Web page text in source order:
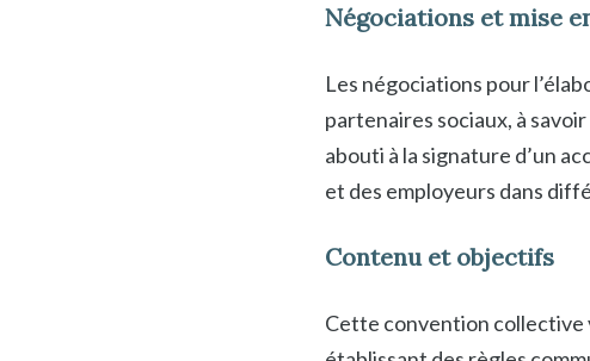
Négociations et mise
Les négociations pour
partenaires sociaux, à
abouti à la signature d’un
et des employeurs dans
Contenu et objectifs
Cette convention collective